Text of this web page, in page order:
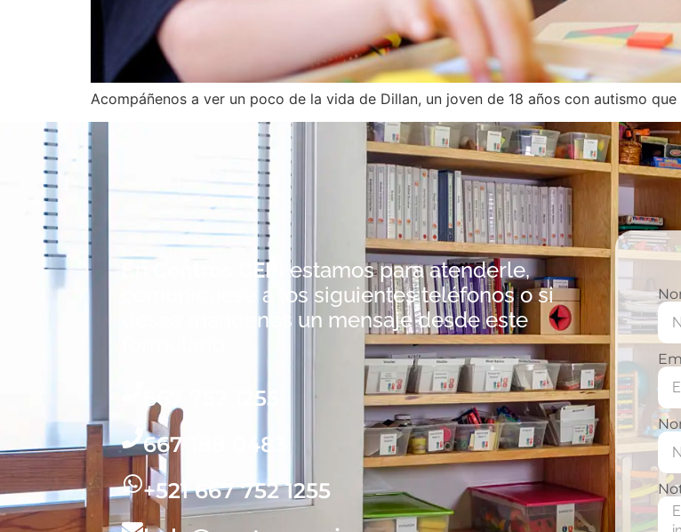
Acompáñenos a ver un poco de la vida de Dillan, un joven de 18 años con autismo
Centros CEPI
estamos para atenderle,
comuníquese a los siguientes teléfonos o si
desea mándenos un mensaje desde este
667 752 1255
667 188 0483
+521 667 752 1255